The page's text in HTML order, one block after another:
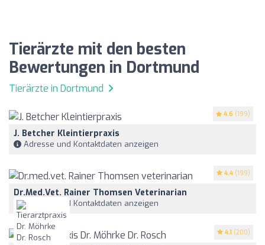
Tierärzte mit den besten
Bewertungen in Dortmund
Tierärzte in Dortmund
4.6 (199)
J. Betcher Kleintierpraxis
Adresse und Kontaktdaten anzeigen
4.4 (199)
Dr.med.vet. Rainer Thomsen Veterinarian
Adresse und Kontaktdaten anzeigen
4.1 (200)